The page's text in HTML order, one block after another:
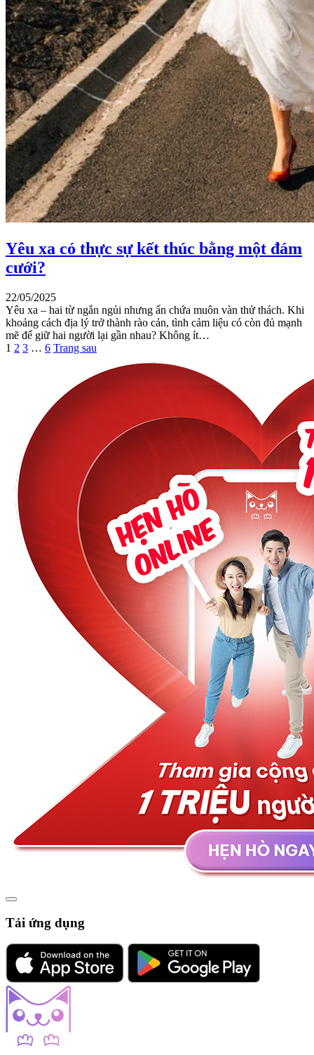
Yêu xa có thực sự kết thúc bằng một đám
cưới?
22/05/2025
Yêu xa – hai từ ngắn ngủi nhưng ẩn chứa muôn vàn thử thách. Khi
khoảng cách địa lý trở thành rào cản, tình cảm liệu có còn đủ mạnh
mẽ để giữ hai người lại gần nhau? Không ít…
1 2 3 … 6 Trang sau
Tải ứng dụng